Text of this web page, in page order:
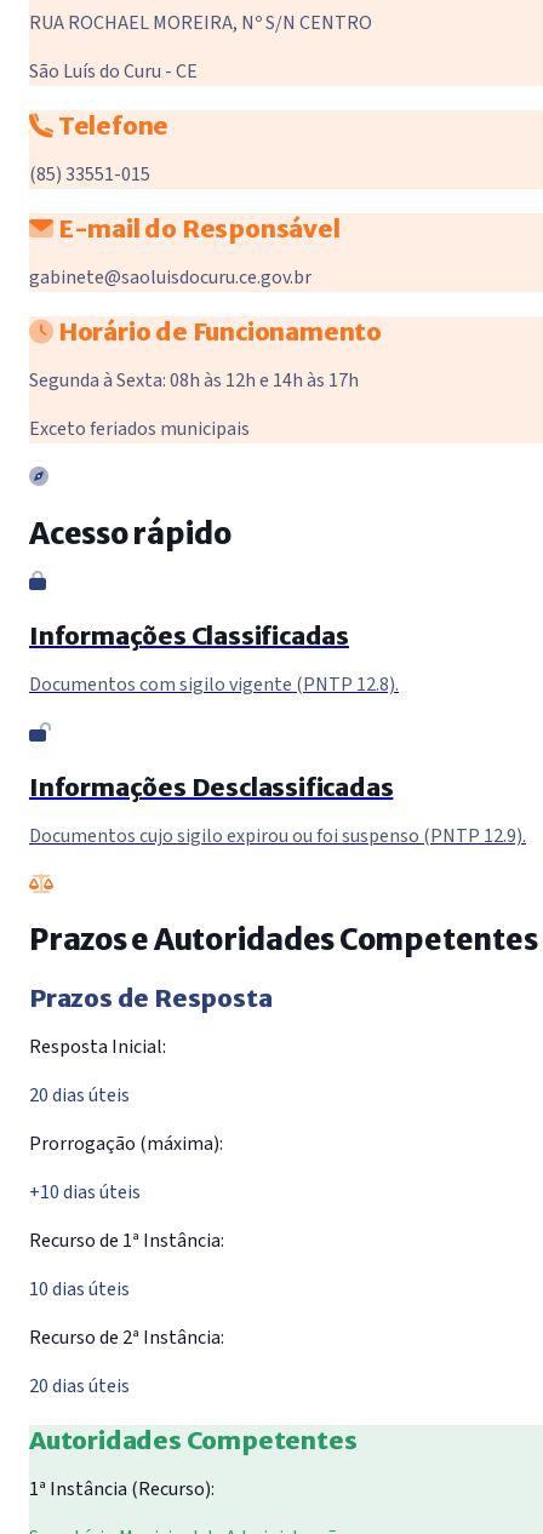
RUA ROCHAEL MOREIRA, Nº S/N CENTRO
São Luís do Curu - CE
Telefone
(85) 33551-015
E-mail do Responsável
gabinete@saoluisdocuru.ce.gov.br
Horário de Funcionamento
Segunda à Sexta: 08h às 12h e 14h às 17h
Exceto feriados municipais
Acesso rápido
Informações Classificadas
Documentos com sigilo vigente (PNTP 12.8).
Informações Desclassificadas
Documentos cujo sigilo expirou ou foi suspenso (PNTP 12.9).
Prazos e Autoridades Competentes
Prazos de Resposta
Resposta Inicial:
20 dias úteis
Prorrogação (máxima):
+10 dias úteis
Recurso de 1ª Instância:
10 dias úteis
Recurso de 2ª Instância:
20 dias úteis
Autoridades Competentes
1ª Instância (Recurso):